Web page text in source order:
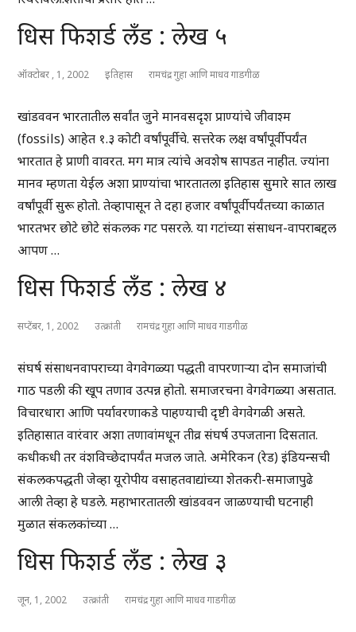
धिस फिशर्ड लँड : लेख ५
ऑक्टोबर , 1, 2002 इतिहास रामचंद्र गुहा आणि माधव गाडगीळ
खांडववन भारतातील सर्वांत जुने मानवसदृश प्राण्यांचे जीवाश्म
(fossils) आहेत १.३ कोटी वर्षांपूर्वीचे. सत्तरेक लक्ष वर्षांपूर्वीपर्यंत
भारतात हे प्राणी वावरत. मग मात्र त्यांचे अवशेष सापडत नाहीत. ज्यांना
मानव म्हणता येईल अशा प्राण्यांचा भारतातला इतिहास सुमारे सात लाख
वर्षांपूर्वी सुरू होतो. तेव्हापासून ते दहा हजार वर्षांपूर्वीपर्यंतच्या काळात
भारतभर छोटे छोटे संकलक गट पसरले. या गटांच्या संसाधन-वापराबद्दल
आपण …
धिस फिशर्ड लँड : लेख ४
सप्टेंबर, 1, 2002 उत्क्रांती रामचंद्र गुहा आणि माधव गाडगीळ
संघर्ष संसाधनवापराच्या वेगवेगळ्या पद्धती वापरणाऱ्या दोन समाजांची
गाठ पडली की खूप तणाव उत्पन्न होतो. समाजरचना वेगवेगळ्या असतात.
विचारधारा आणि पर्यावरणाकडे पाहण्याची दृष्टी वेगवेगळी असते.
इतिहासात वारंवार अशा तणावांमधून तीव्र संघर्ष उपजताना दिसतात.
कधीकधी तर वंशविच्छेदापर्यंत मजल जाते. अमेरिकन (रेड) इंडियन्सची
संकलकपद्धती जेव्हा यूरोपीय वसाहतवाद्यांच्या शेतकरी-समाजापुढे
आली तेव्हा हे घडले. महाभारतातली खांडववन जाळण्याची घटनाही
मुळात संकलकांच्या …
धिस फिशर्ड लँड : लेख ३
जून, 1, 2002 उत्क्रांती रामचंद्र गुहा आणि माधव गाडगीळ